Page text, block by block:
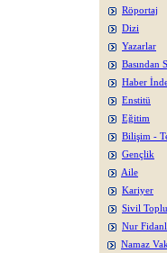
Röportaj
Dizi
Yazarlar
Basından
Haber
Enstitü
Eğitim
Bilişim -
Gençlik
Aile
Kariyer
Sivil
Nur
Namaz